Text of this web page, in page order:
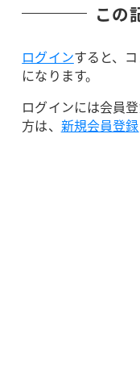
この
ログインすると、
になります。
ログインには会員
方は、 新規会員登録